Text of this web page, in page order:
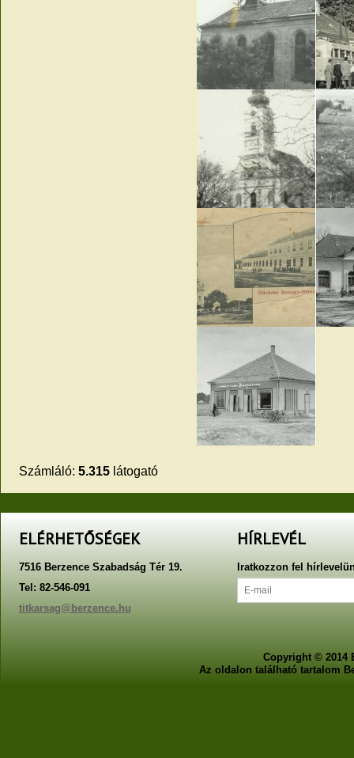
Számláló: 5.315látogató
ELÉRHETŐSÉGEK
7516 Berzence Szabadság Tér 19.
Tel: 82-546-091
titkarsag@berzence.hu
HÍRLEVÉL
Iratkozzon fel
Copyright © 2014
Az oldalon található tartalom